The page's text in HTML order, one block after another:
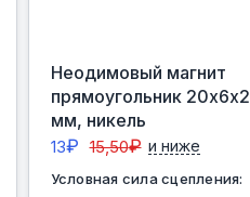
Неодимовый магнит
прямоугольник 20х6х2
мм, никель
13₽ 15,50₽ и ниже
Условная сила сцепления: